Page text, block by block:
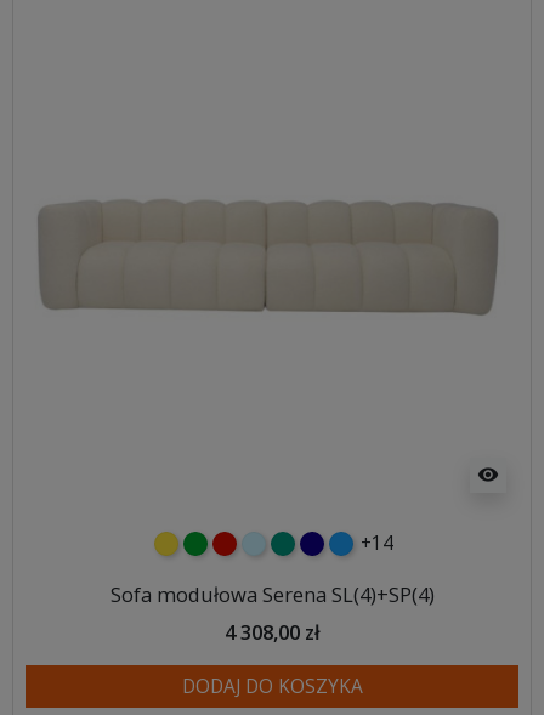
visibility
żółtyzielonyczerwony
błękitnyturkusowy
granatowy
niebieski
+14
Sofa modułowa Serena SL(4)+SP(4)
4 308,00 zł
DODAJ DO KOSZYKA